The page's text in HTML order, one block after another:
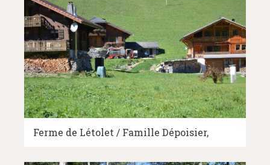
Ferme de Létolet / Famille Dépoisier